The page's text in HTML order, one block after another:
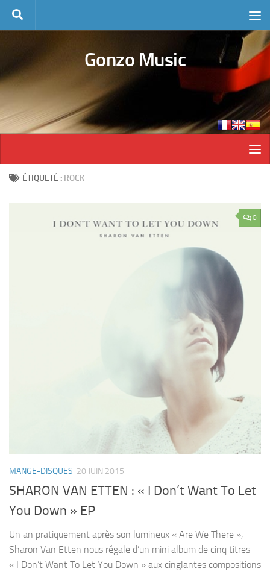
Skip to content
Gonzo Music
ÉTIQUETÉ : ROCK
0
MANGE-DISQUES 20 JUIN 2015
SHARON VAN ETTEN : « I Don’t Want To Let
You Down » EP
Un an pratiquement après son lumineux « Are We There »,
Sharon Van Etten nous régale d’un mini album de cinq titres
« I Don’t Want To Let You Down » aux cinglantes compositions